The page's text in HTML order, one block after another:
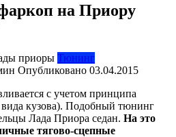
на Приору
Тюнинг
Опубликовано 03.04.2015
с учетом принципа
вида кузова). Подобный тюнинг
Лада Приора седан. На это
тягово-сцепные